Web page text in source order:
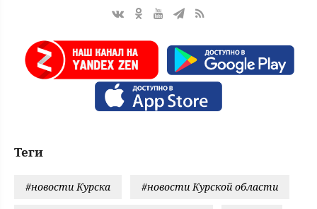
Теги
#новости Курска #новости Курской области